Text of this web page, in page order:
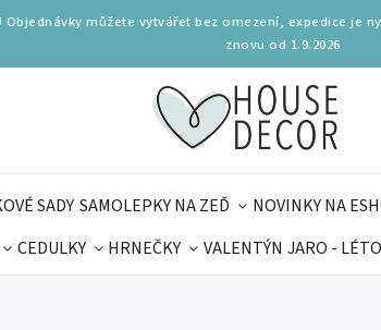
můžete vytvářet bez omezení, expedice je
znovu od 1.9.2026
SADY SAMOLEPKY NA ZEĎ NOVINKY NA
CEDULKY HRNEČKY VALENTÝN JARO - LÉTO